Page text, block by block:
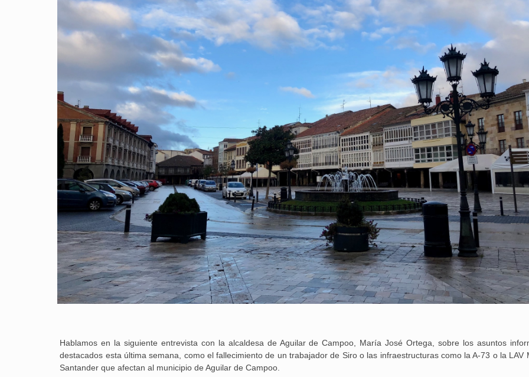
Hablamos en la siguiente entrevista con la alcaldesa de Aguilar de Campoo, María José Ortega, sobre los asuntos
destacados esta última semana, como el fallecimiento de un trabajador de Siro o las infraestructuras como la A-73 o la LAV
Santander que afectan al municipio de Aguilar de Campoo.